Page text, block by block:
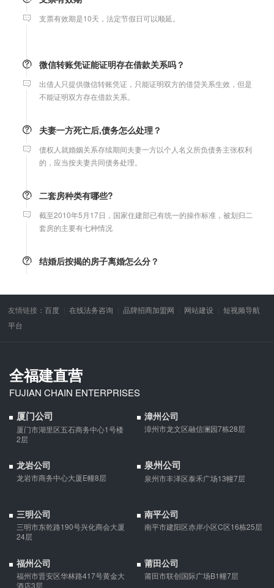
微信转账凭证能证明存在借款关系吗？
不能证明双方存在借款关系。
夫妻一方死亡后,债务怎么处理？
的，应当按夫妻共同债务处理。
二套房种类有哪些?
套房的主要有七种情况
结婚后按揭的房子离婚怎么分？
婚前协议
等问题实现作出约定，以免将来离婚或一方死亡是产生争议。
夫妻财产约定协议公证由当事人一方的住所地或协议签订地公证处
受理。
支票有效期
微信转账凭证能证明存在借款关系吗？
友情链接：百度 在线法务咨询 品牌招商加盟网 网站建设
短视频导航
平台
全福建直营
FUJIAN CHAIN ENTERPRISES
厦门公司
厦门市湖里区五石商务中心1号楼
2层
漳州公司
漳州市龙文区融信澜园7栋28层
龙岩公司
龙岩市商务中心大厦E幢8层
泉州公司
泉州市丰泽区泰禾广场13幢7层
三明公司
三明市东乾路190号兴化商会大厦
24层
南平公司
南平市建阳区赤岸小区C区16栋25层
福州公司
福州市晋安区华林路417号黄金大
酒店3层
莆田公司
莆田市联创国际广场B1幢7层